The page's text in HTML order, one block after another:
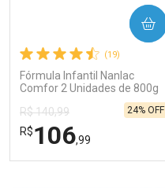
(19)
Fórmula Infantil Nanlac
Comfor 2 Unidades de 800g
R$ 140,99
R$106,99
24% OFF
COMPRAR